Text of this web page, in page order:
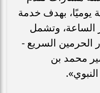
مدى (24) ساعة يوميًا، بهدف خدمة
الساعة، وتشمل
السريع -
محمد بن